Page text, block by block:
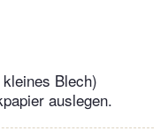
Blech)
auslegen.